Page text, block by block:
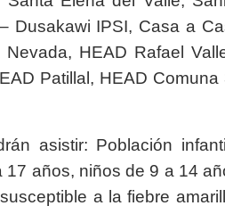
Dusakawi IPSI, Casa a
HEAD Rafael
Patillal, HEAD
asistir: Población
años, niños de 9 a 14
a la fiebre